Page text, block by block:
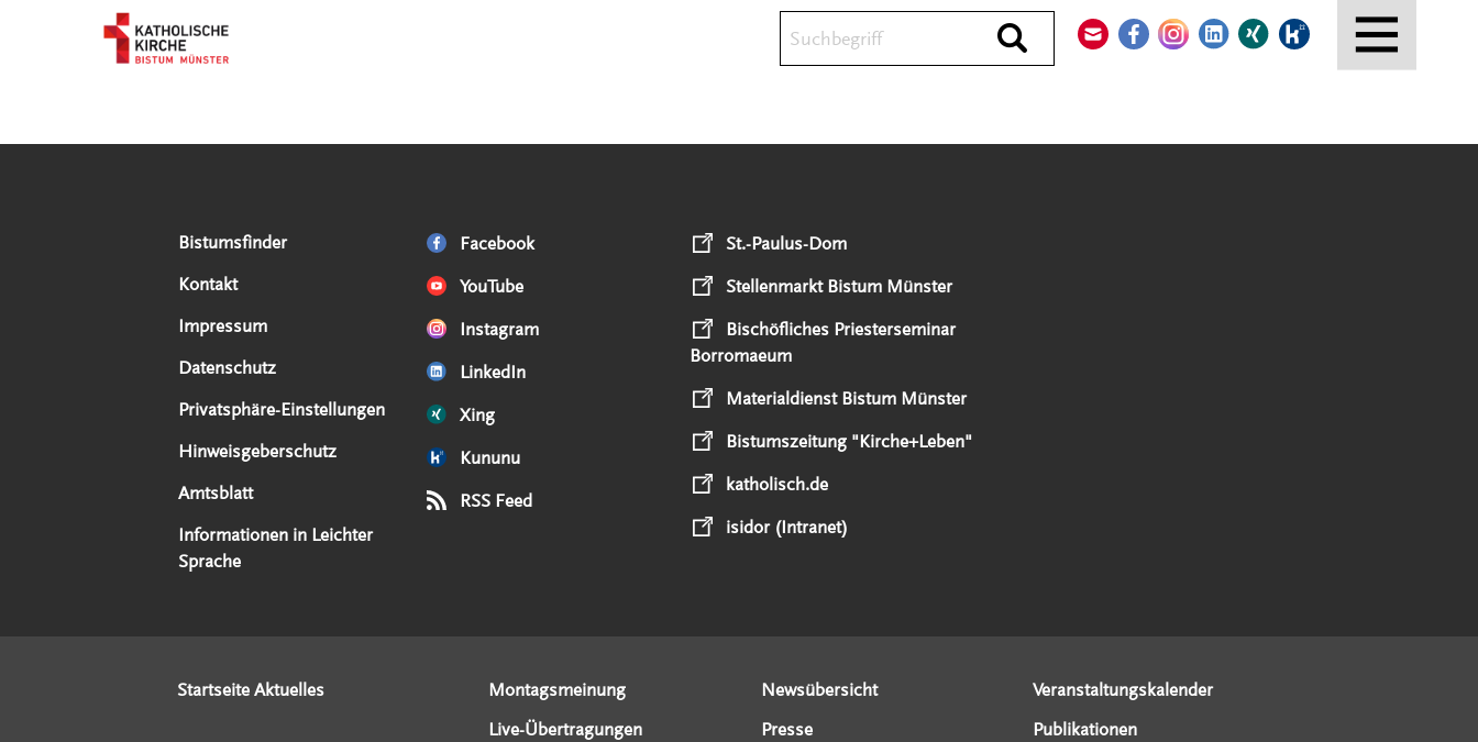
Durchsuchen
Serviceangebote
Bistumsfinder
Kontakt
Impressum
Datenschutz
Privatsphäre-Einstellungen
Hinweisgeberschutz
Amtsblatt
Informationen in Leichter
Sprache
Social Media Angebote Facebook
YouTube
Instagram
LinkedIn
Xing
Kununu
RSS Feed
Externe Links St.-Paulus-Dom
Stellenmarkt Bistum Münster
Bischöfliches Priesterseminar
Borromaeum
Materialdienst Bistum Münster
Bistumszeitung "Kirche+Leben"
katholisch.de
isidor (Intranet)
Startseite Aktuelles Montagsmeinung Newsübersicht
Veranstaltungskalender
Live-Übertragungen
Presse Publikationen